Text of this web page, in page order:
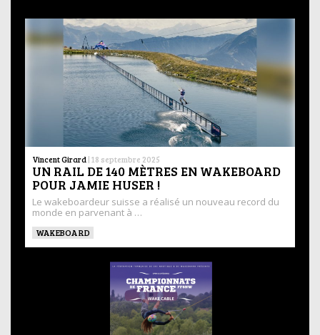
Vincent Girard | 18 septembre 2025
UN RAIL DE 140 MÈTRES EN WAKEBOARD
POUR JAMIE HUSER !
Le wakeboardeur suisse a réalisé un nouveau record du
monde en parvenant à …
WAKEBOARD